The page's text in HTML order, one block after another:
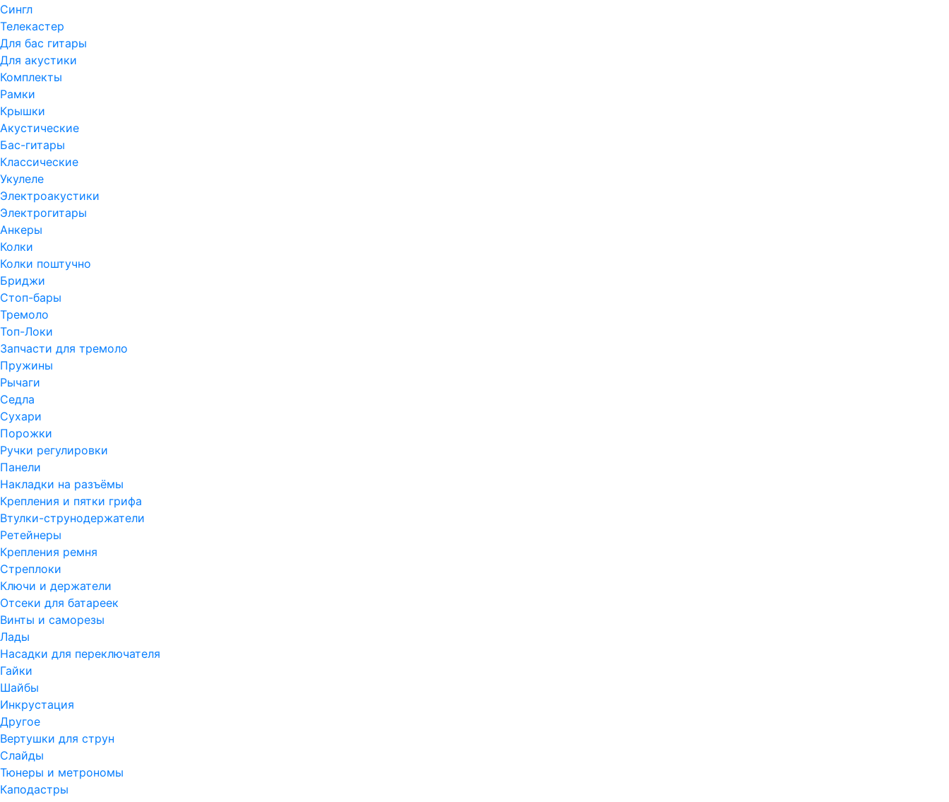
Сингл
Телекастер
Для бас гитары
Для акустики
Комплекты
Рамки
Крышки
Акустические
Бас-гитары
Классические
Укулеле
Электроакустики
Электрогитары
Анкеры
Колки
Колки поштучно
Бриджи
Стоп-бары
Тремоло
Топ-Локи
Запчасти для тремоло
Пружины
Рычаги
Седла
Сухари
Порожки
Ручки регулировки
Панели
Накладки на разъёмы
Крепления и пятки грифа
Втулки-струнодержатели
Ретейнеры
Крепления ремня
Стреплоки
Ключи и держатели
Отсеки для батареек
Винты и саморезы
Лады
Насадки для переключателя
Гайки
Шайбы
Инкрустация
Другое
Вертушки для струн
Слайды
Тюнеры и метрономы
Каподастры